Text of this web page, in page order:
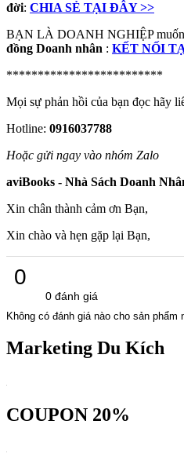
đời: CHIA SẺ TẠI ĐÂY >>
BẠN LÀ DOANH NGHIỆP muốn
đồng Doanh nhân : KẾT NỐI
*************************
Mọi sự phản hồi của bạn đọc hãy
Hotline: 0916037788
Hoặc gửi ngay vào nhóm Zalo
aviBooks - Nhà Sách Doanh
Xin chân thành cảm ơn Bạn,
Xin chào và hẹn gặp lại Bạn,
0
0 đánh giá
Không có đánh giá nào cho sản phẩm
Marketing Du Kích
COUPON 20%